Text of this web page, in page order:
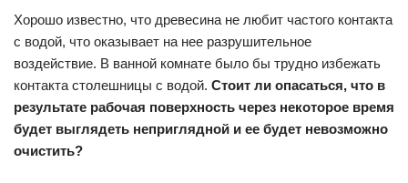
Хорошо известно, что древесина не любит частого контакта
с водой, что оказывает на нее разрушительное
воздействие. В ванной комнате было бы трудно избежать
контакта столешницы с водой. Стоит ли опасаться, что в
результате рабочая поверхность через некоторое время
будет выглядеть неприглядной и ее будет невозможно
очистить?